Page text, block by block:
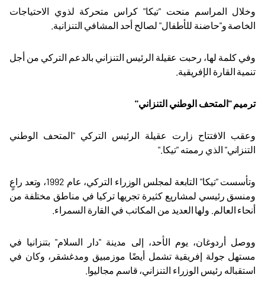
وخلال المراسم منحت "تيكا" كراس متحركة لذوي الاحتياجات
الخاصة و"حاضنة للأطفال" لصالح أحد المشافي التنزانية
وفي كلمة لها، رحبت عقيلة الرئيس التنزاني بالدعم التركي من أجل
تنمية القارة الإفريقية.
ترميم "المتحف الوطني التنزاني"
وعقب الافتتاح زارت عقيلة الرئيس التركي "المتحف الوطني
التنزاني" الذي رممته "تيكا ".
وتأسست "تيكا" التابعة لمجلس الوزراء التركي، عام 1992، وتعد راعٍ
ومنسق رئيسي لمشاريع كثيرة تجريها تركيا في مناطق مختلفة من
أنحاء العالم. ولها العديد من المكاتب في القارة السمراء
ووصل أردوغان، يوم الأحد، إلى مدينة "دار السلام" بتنزانيا في
مستهل جولة إفريقية تشمل أيضًا موزمبيق ومدغشقر، وكان في
استقباله رئيس الوزراء التنزاني، قاسم مجاليوا